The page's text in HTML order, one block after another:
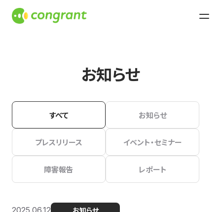
お知らせ
すべて お知らせ
プレスリリース イベント・セミナー
障害報告 レポート
2025.06.12 お知らせ